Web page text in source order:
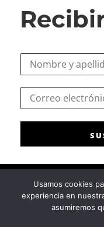
N
r
e
e
c
r
n
c
C
o
e
c
Consejo General de la
Usamos cookies
experiencia en
asumiremos